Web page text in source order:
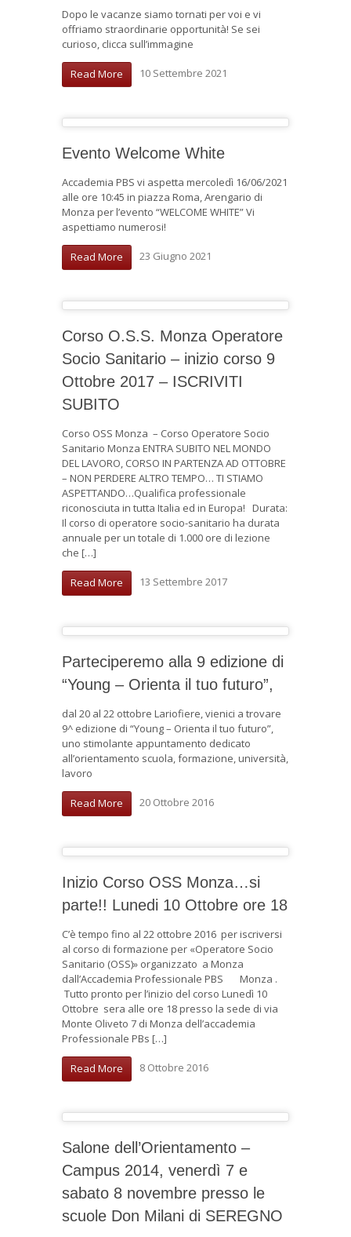
Dopo le vacanze siamo tornati per voi e vi
offriamo straordinarie opportunità! Se sei
curioso, clicca sull’immagine
Read More 10 Settembre 2021
Evento Welcome White
Accademia PBS vi aspetta mercoledì 16/06/2021
alle ore 10:45 in piazza Roma, Arengario di
Monza per l’evento “WELCOME WHITE” Vi
aspettiamo numerosi!
Read More 23 Giugno 2021
Corso O.S.S. Monza Operatore
Socio Sanitario – inizio corso 9
Ottobre 2017 – ISCRIVITI
SUBITO
Corso OSS Monza – Corso Operatore Socio
Sanitario Monza ENTRA SUBITO NEL MONDO
DEL LAVORO, CORSO IN PARTENZA AD OTTOBRE
– NON PERDERE ALTRO TEMPO… TI STIAMO
ASPETTANDO…Qualifica professionale
riconosciuta in tutta Italia ed in Europa! Durata:
Il corso di operatore socio-sanitario ha durata
annuale per un totale di 1.000 ore di lezione
che […]
Read More 13 Settembre 2017
Parteciperemo alla 9 edizione di
“Young – Orienta il tuo futuro”,
dal 20 al 22 ottobre Lariofiere, vienici a trovare
9^ edizione di “Young – Orienta il tuo futuro”,
uno stimolante appuntamento dedicato
all’orientamento scuola, formazione, università,
lavoro
Read More 20 Ottobre 2016
Inizio Corso OSS Monza…si
parte!! Lunedi 10 Ottobre ore 18
C’è tempo fino al 22 ottobre 2016 per iscriversi
al corso di formazione per «Operatore Socio
Sanitario (OSS)» organizzato a Monza
dall’Accademia Professionale PBS Monza .
Tutto pronto per l’inizio del corso Lunedì 10
Ottobre sera alle ore 18 presso la sede di via
Monte Oliveto 7 di Monza dell’accademia
Professionale PBs […]
Read More 8 Ottobre 2016
Salone dell’Orientamento –
Campus 2014, venerdì 7 e
sabato 8 novembre presso le
scuole Don Milani di SEREGNO